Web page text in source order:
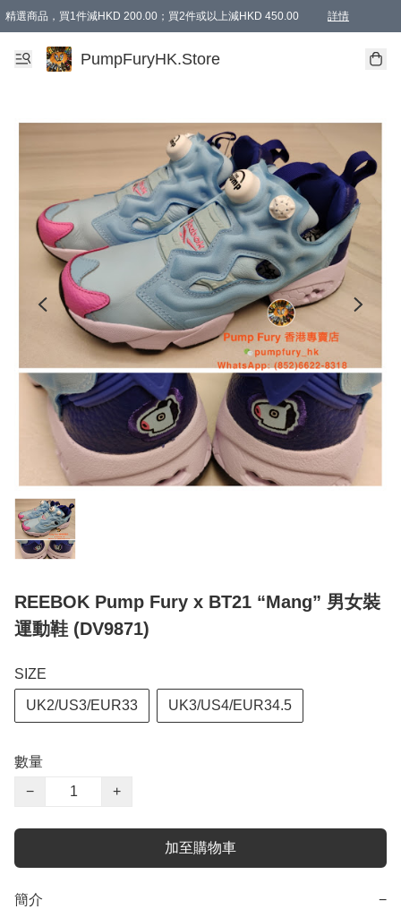
精選商品，買1件減HKD 200.00；買2件或以上減HKD 450.00 詳情
AAPE商品,會員專享9折或以上（按會員等級）AAPE products, members can
精選商品，任選買2件或以上減HKD 100.00
購物滿 HKD 800.00即享免運費優惠！（適用於 特定的送貨方式 )
PumpFuryHK.Store
REEBOK Pump Fury x BT21 “Mang” 男女裝
運動鞋 (DV9871)
SIZE
UK2/US3/EUR33 UK3/US4/EUR34.5
數量
−
+
加至購物車
簡介 −